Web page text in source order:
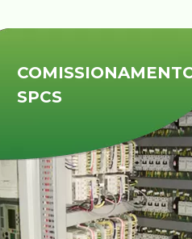
COMISSIONAMENTO/
SPCS